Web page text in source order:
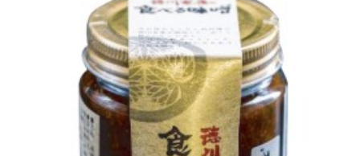
秀吉関連 史跡 一覧
秀吉グルメ・土産 一覧
秀吉功路